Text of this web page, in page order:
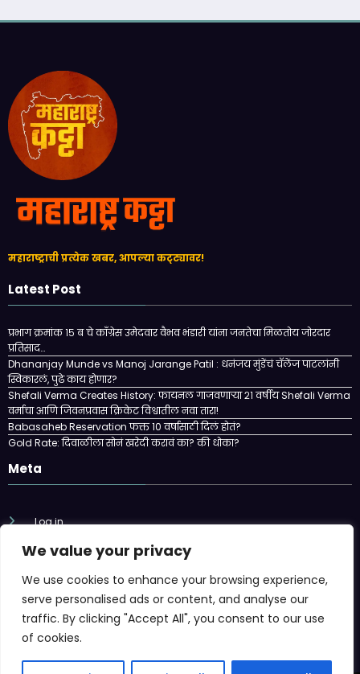
We value your privacy
We use cookies to enhance your browsing experience,
serve personalised ads or content, and analyse our
traffic. By clicking "Accept All", you consent to our use
of cookies.
महाराष्ट्राची प्रत्येक खबर, आपल्या कट्ट्यावर!
Latest Post
प्रभाग क्रमांक १५ ब चे काँग्रेस उमेदवार वैभव भंडारी यांना जनतेचा मिळतोय जोरदार
प्रतिसाद…
Dhananjay Munde vs Manoj Jarange Patil : धनंजय मुंडेंचं चॅलेंज पाटलांनी
स्विकारलं, पुढे काय होणार?
Shefali Verma Creates History: फायनल गाजवणाऱ्या २१ वर्षीय Shefali Verma
वर्माचा आणि जिवनप्रवास क्रिकेट विश्वातील नवा तारा!
Babasaheb Reservation फक्त 10 वर्षासाठी दिलं होतं?
Gold Rate: दिवाळीला सोनं खरेदी करावं का? की धोका?
Meta
Log in
Entries feed
Comments feed
WordPress.org